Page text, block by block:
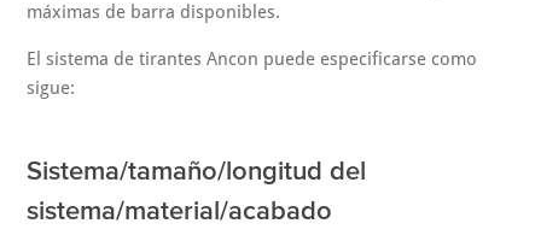
máximas de barra disponibles.
El sistema de tirantes Ancon puede especificarse como
sigue:
Sistema/tamaño/longitud del
sistema/material/acabado